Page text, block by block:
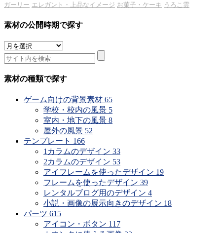
ガーリー エレガント・上品なイメージ お菓子・ケーキ うろこ雲
素材の公開時期で探す
素
材
の
公
素材の種類で探す
ゲーム向けの背景素材 65
学校・校内の風景 5
室内・地下の風景 8
屋外の風景 52
テンプレート 166
1カラムのデザイン 33
2カラムのデザイン 53
アイフレームを使ったデザイン 19
フレームを使ったデザイン 39
レンタルブログ用のデザイン 4
小説・画像の展示向きのデザイン 18
パーツ 615
アイコン・ボタン 117